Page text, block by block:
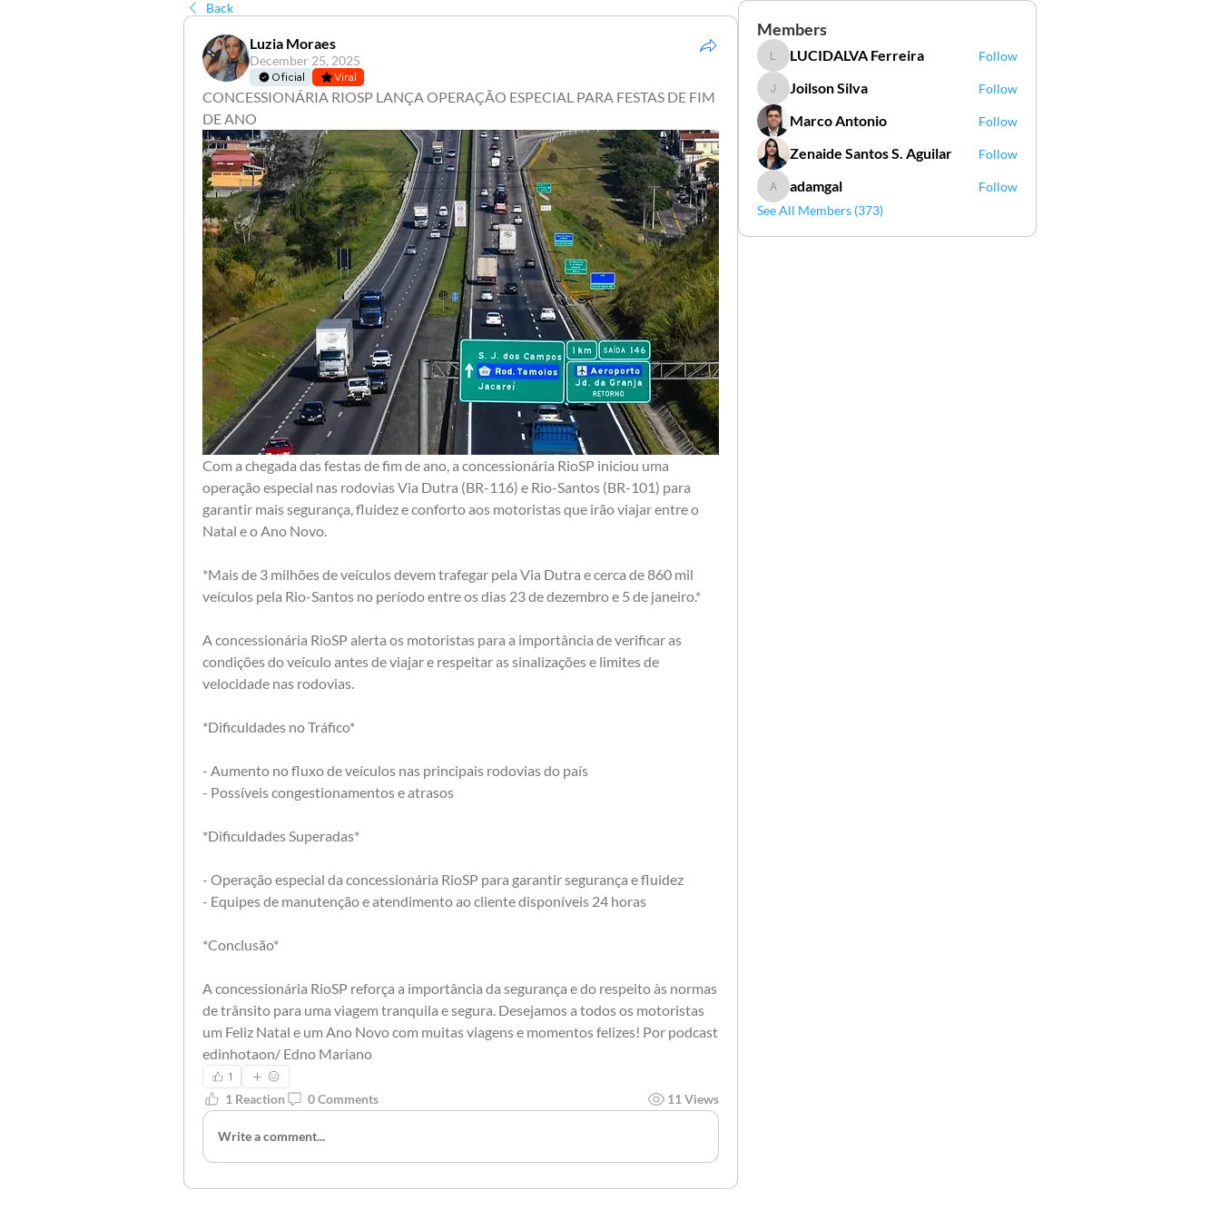
Back
Luzia Moraes
December 25, 2025
Oficial Viral
CONCESSIONÁRIA RIOSP LANÇA OPERAÇÃO ESPECIAL PARA FESTAS DE FIM
DE ANO
Com a chegada das festas de fim de ano, a concessionária RioSP iniciou uma
operação especial nas rodovias Via Dutra (BR-116) e Rio-Santos (BR-101) para
garantir mais segurança, fluidez e conforto aos motoristas que irão viajar entre o
Natal e o Ano Novo.
*Mais de 3 milhões de veículos devem trafegar pela Via Dutra e cerca de 860 mil
veículos pela Rio-Santos no período entre os dias 23 de dezembro e 5 de janeiro.*
A concessionária RioSP alerta os motoristas para a importância de verificar as
condições do veículo antes de viajar e respeitar as sinalizações e limites de
velocidade nas rodovias.
*Dificuldades no Tráfico*
- Aumento no fluxo de veículos nas principais rodovias do país
- Possíveis congestionamentos e atrasos
*Dificuldades Superadas*
- Operação especial da concessionária RioSP para garantir segurança e fluidez
- Equipes de manutenção e atendimento ao cliente disponíveis 24 horas
*Conclusão*
A concessionária RioSP reforça a importância da segurança e do respeito às normas
de trânsito para uma viagem tranquila e segura. Desejamos a todos os motoristas
um Feliz Natal e um Ano Novo com muitas viagens e momentos felizes! Por podcast
edinhotaon/ Edno Mariano
1
1 Reaction 0 Comments 11 Views
Write a comment...
Members
LUCIDALVA Ferreira
LUCIDALVA Ferreira Follow
Joilson Silva
Joilson Silva Follow
Marco Antonio Follow
Zenaide Santos S. Aguilar Follow
adamgal
adamgal
Follow
See All Members (373)